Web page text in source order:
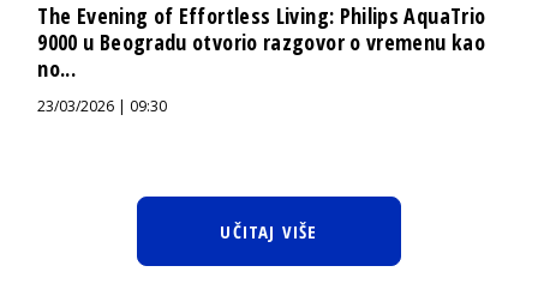
The Evening of Effortless Living: Philips AquaTrio
9000 u Beogradu otvorio razgovor o vremenu kao
no...
23/03/2026 | 09:30
UČITAJ VIŠE